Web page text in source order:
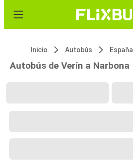
Inicio Autobús España
Autobús de Verín a Narbona